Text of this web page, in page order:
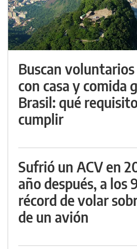
Buscan
con casa y comida
Brasil: qué
cumplir
Sufrió un ACV en
año después, a los
récord de volar
de un avión